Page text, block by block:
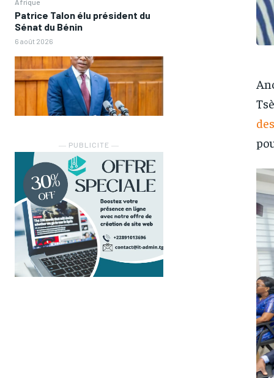
Patrice Talon élu président du
Sénat du Bénin
6 août 2026
― PUBLICITE ―